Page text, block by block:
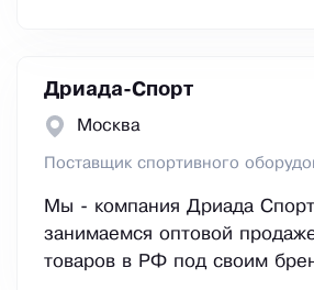
Дриада-Спорт
Москва
Поставщик спортивного
Мы - компания Дриада
занимаемся оптовой
товаров в РФ под своим